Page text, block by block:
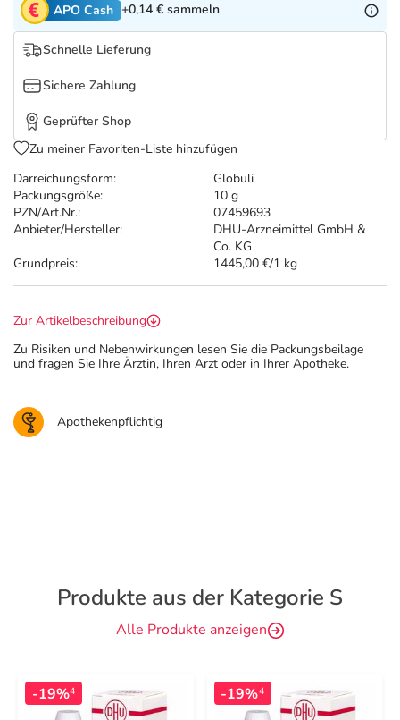
Tierapotheke
Marken
Salus Deals
Darreichungsform:
Globuli
Packungsgröße:
10 g
PZN/Art.Nr.:
07459693
Anbieter/Hersteller:
DHU-Arzneimittel GmbH &
Co. KG
Grundpreis:
1445,00 €/1 kg
APO Cash +0,14 € sammeln
Schnelle Lieferung
Sichere Zahlung
Geprüfter Shop
Zu meiner Favoriten-Liste hinzufügen
Zur Artikelbeschreibung
Zu Risiken und Nebenwirkungen lesen Sie die Packungsbeilage
und fragen Sie Ihre Ärztin, Ihren Arzt oder in Ihrer Apotheke.
Apothekenpflichtig
Produkte aus der Kategorie S
Alle Produkte anzeigen
-19%4 -19%4